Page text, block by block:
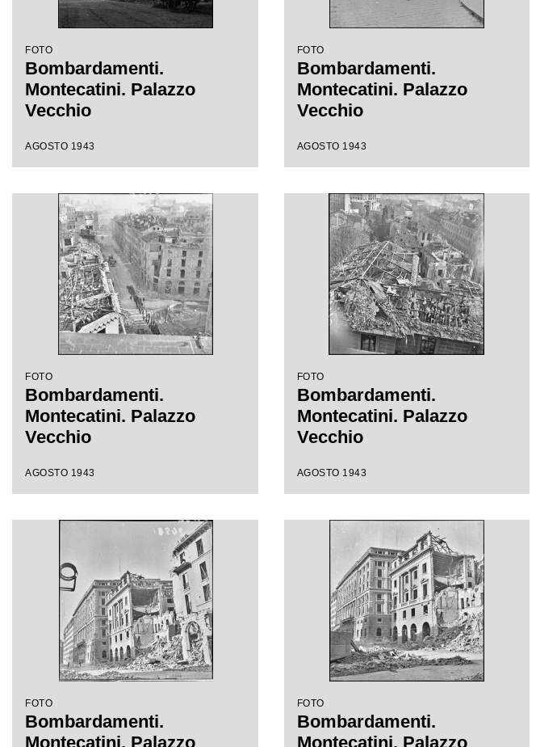
FOTO
Bombardamenti.
Montecatini. Palazzo
Vecchio
AGOSTO 1943
FOTO
Bombardamenti.
Montecatini. Palazzo
Vecchio
AGOSTO 1943
FOTO
Bombardamenti.
Montecatini. Palazzo
Vecchio
AGOSTO 1943
FOTO
Bombardamenti.
Montecatini. Palazzo
Vecchio
AGOSTO 1943
FOTO
Bombardamenti.
Montecatini. Palazzo
FOTO
Bombardamenti.
Montecatini. Palazzo